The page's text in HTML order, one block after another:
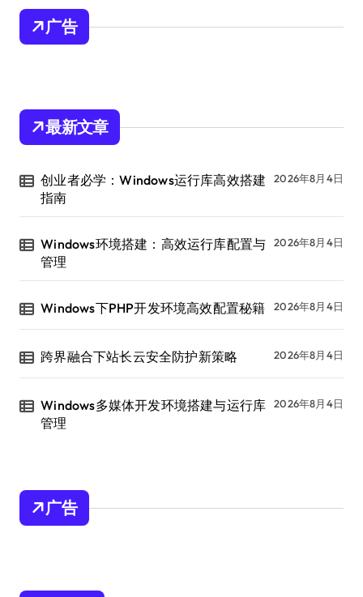
广告
最新文章
创业者必学：Windows运行库高效搭建
指南
2026年8月4日
Windows环境搭建：高效运行库配置与
管理
2026年8月4日
Windows下PHP开发环境高效配置秘籍 2026年8月4日
跨界融合下站长云安全防护新策略 2026年8月4日
Windows多媒体开发环境搭建与运行库
管理
2026年8月4日
广告